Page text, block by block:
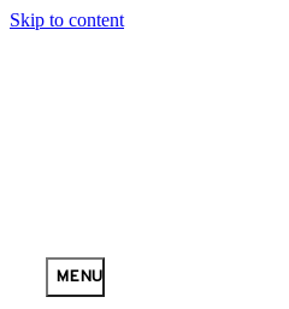
Skip to content
MENU